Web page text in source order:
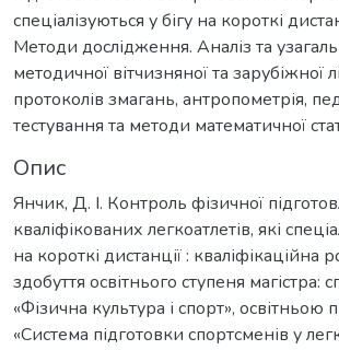
спеціалізуються у бігу на короткі
Методи дослідження. Аналіз та
методичної вітчизняної та зарубіжної
протоколів змагань, антропометрія,
тестування та методи математичної
Опис
Янчик, Д. І. Контроль фізичної
кваліфікованих легкоатлетів, які
на короткі дистанції : кваліфікаційна
здобуття освітнього ступеня магістра:
«Фізична культура і спорт»,
«Система підготовки спортсменів у